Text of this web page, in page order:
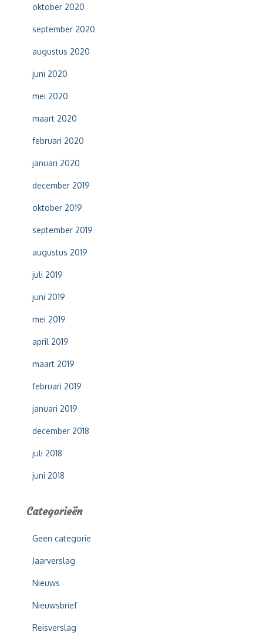
oktober 2020
september 2020
augustus 2020
juni 2020
mei 2020
maart 2020
februari 2020
januari 2020
december 2019
oktober 2019
september 2019
augustus 2019
juli 2019
juni 2019
mei 2019
april 2019
maart 2019
februari 2019
januari 2019
december 2018
juli 2018
juni 2018
Categorieën
Geen categorie
Jaarverslag
Nieuws
Nieuwsbrief
Reisverslag